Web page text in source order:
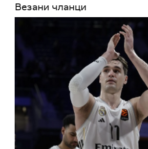
Везани чланци